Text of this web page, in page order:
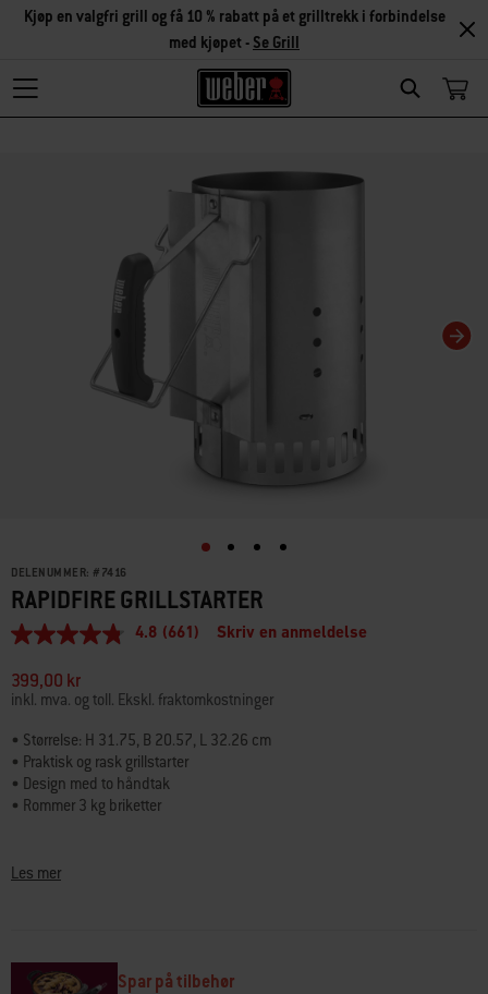
Search
Kjøp en valgfri grill og få 10 % rabatt på et grilltrekk i forbindelse
med kjøpet - Se Grill
DELENUMMER: # 7416
RAPIDFIRE GRILLSTARTER
4.8
5
stjerner,
gjennomsnittlig
vurderingsverdi.
Read
661
Reviews.
Samme
sidelenke.
4.8 (661) Skriv en anmeldelse
399,00 kr
inkl. mva. og toll. Ekskl. fraktomkostninger
• Størrelse: H 31.75, B 20.57, L 32.26 cm
• Praktisk og rask grillstarter
• Design med to håndtak
• Rommer 3 kg briketter
raskere å få i gang brikettene. Den er designet med et smart styre- og
Les mer
Spar på tilbehør